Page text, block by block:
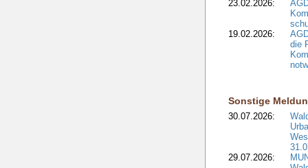
23.02.2026:
19.02.2026:
die
Sonstige
30.07.2026:
29.07.2026: